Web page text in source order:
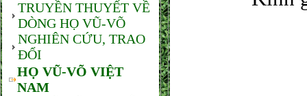
TRUYỀN THUYẾT VỀ
DÒNG HỌ VŨ-VÕ
NGHIÊN CỨU, TRAO
ĐỔI
HỌ VŨ-VÕ VIỆT
NAM